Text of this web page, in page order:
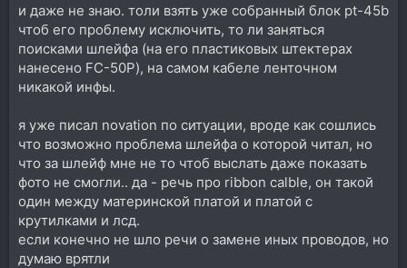
и даже не знаю. толи взять уже собранный блок pt-45b
чтоб его проблему исключить, то ли заняться
поисками шлейфа (на его пластиковых штектерах
нанесено FC-50P), на самом кабеле ленточном
никакой инфы.
я уже писал novation по ситуации, вроде как сошлись
что возможно проблема шлейфа о которой читал, но
что за шлейф мне не то чтоб выслать даже показать
фото не смогли.. да - речь про ribbon calble, он такой
один между материнской платой и платой с
крутилками и лсд.
если конечно не шло речи о замене иных проводов, но
думаю врятли